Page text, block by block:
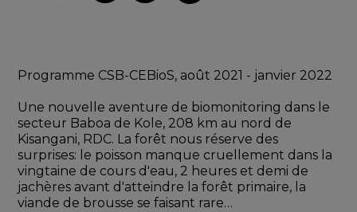
Programme CSB-CEBioS, août 2021 - janvier 2022
Une nouvelle aventure de biomonitoring dans le
secteur Baboa de Kole, 208 km au nord de
Kisangani, RDC. La forêt nous réserve des
surprises: le poisson manque cruellement dans la
vingtaine de cours d'eau, 2 heures et demi de
jachères avant d'atteindre la forêt primaire, la
viande de brousse se faisant rare…